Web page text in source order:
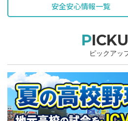
安全安心情報一覧
ピックアッ